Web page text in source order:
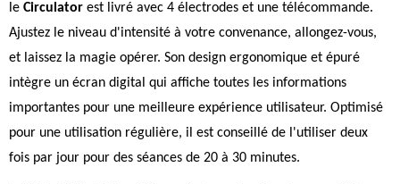
le Circulator est livré avec 4 électrodes et une télécommande.
Ajustez le niveau d'intensité à votre convenance, allongez-vous,
et laissez la magie opérer. Son design ergonomique et épuré
intègre un écran digital qui affiche toutes les informations
importantes pour une meilleure expérience utilisateur. Optimisé
pour une utilisation régulière, il est conseillé de l'utiliser deux
fois par jour pour des séances de 20 à 30 minutes.